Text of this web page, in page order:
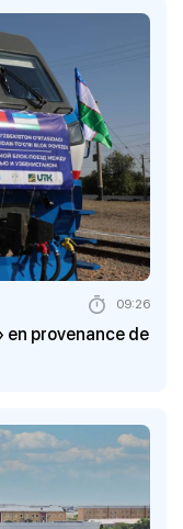
en provenance de
09:26